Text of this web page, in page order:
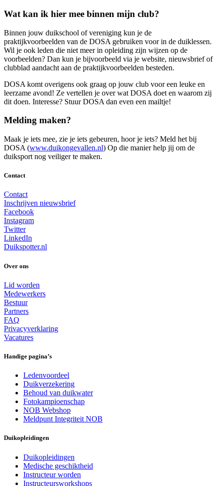
Wat kan ik hier mee binnen mijn club?
Binnen jouw duikschool of vereniging kun je de
praktijkvoorbeelden van de DOSA gebruiken voor in de duiklessen.
Wil je ook leden die niet meer in opleiding zijn wijzen op de
voorbeelden? Dan kun je bijvoorbeeld via je website, nieuwsbrief of
clubblad aandacht aan de praktijkvoorbeelden besteden.
DOSA komt overigens ook graag op jouw club voor een leuke en
leerzame avond! Ze vertellen je over wat DOSA doet en waarom zij
dit doen. Interesse? Stuur DOSA dan even een mailtje!
Melding maken?
Maak je iets mee, zie je iets gebeuren, hoor je iets? Meld het bij
DOSA (www.duikongevallen.nl) Op die manier help jij om de
duiksport nog veiliger te maken.
Contact
Contact
Inschrijven nieuwsbrief
Facebook
Instagram
Twitter
LinkedIn
Duikspotter.nl
Over ons
Lid worden
Medewerkers
Bestuur
Partners
FAQ
Privacyverklaring
Vacatures
Handige pagina’s
Ledenvoordeel
Duikverzekering
Behoud van duikwater
Fotokampioenschap
NOB Webshop
Meldpunt Integriteit NOB
Duikopleidingen
Duikopleidingen
Medische geschiktheid
Instructeur worden
Instructeursworkshops